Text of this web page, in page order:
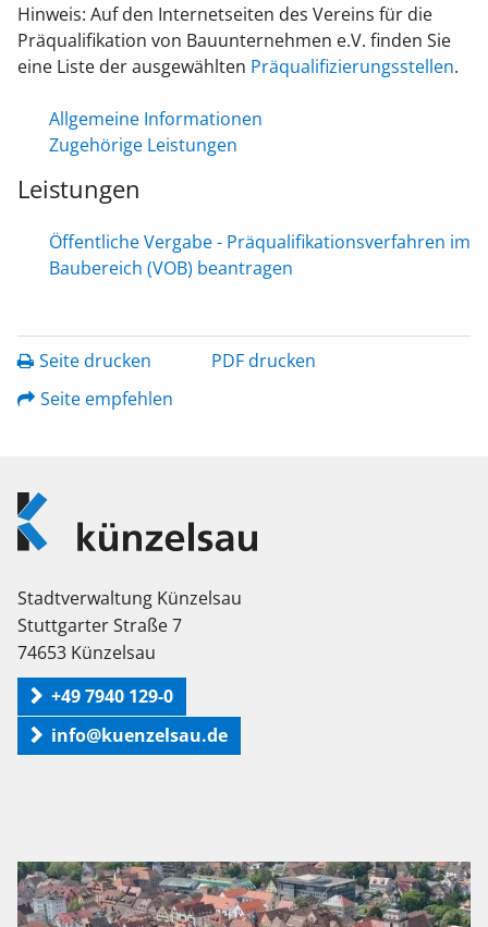
Hinweis: Auf den Internetseiten des Vereins für die
Präqualifikation von Bauunternehmen e.V. finden Sie
eine Liste der ausgewählten Präqualifizierungsstellen.
Allgemeine Informationen
Zugehörige Leistungen
Leistungen
Öffentliche Vergabe - Präqualifikationsverfahren im
Baubereich (VOB) beantragen
Seite drucken
PDF drucken
Seite empfehlen
Logo
Künzelsau
Stadtverwaltung Künzelsau
Stuttgarter Straße 7
74653 Künzelsau
+49 7940 129-0
info@kuenzelsau.de